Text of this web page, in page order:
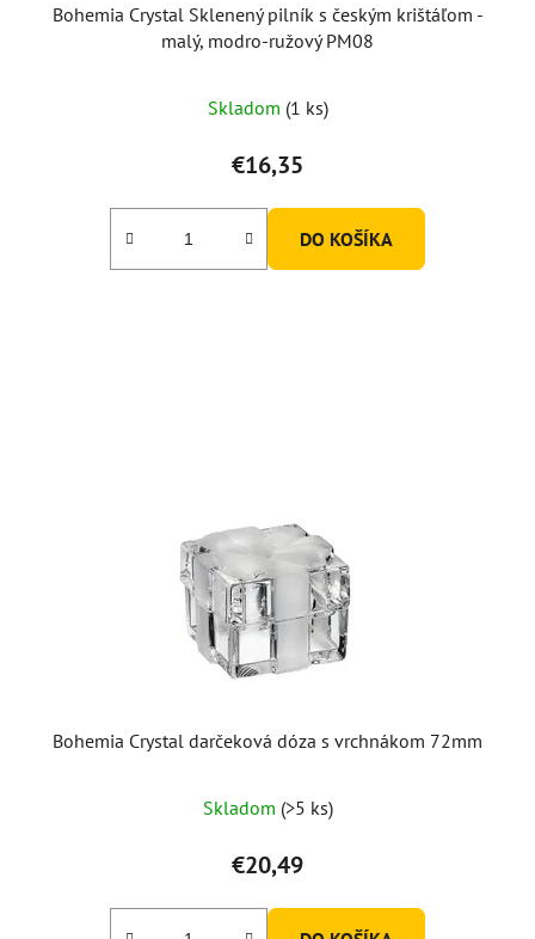
Bohemia Crystal Sklenený pilník s českým krištáľom -
malý, modro-ružový PM08
Skladom (1 ks)
€16,35
DO KOŠÍKA
Bohemia Crystal darčeková dóza s vrchnákom 72mm
Skladom (>5 ks)
€20,49